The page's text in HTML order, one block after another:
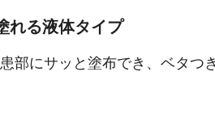
れる液体タイプ
部にサッと塗布でき、ベタつ